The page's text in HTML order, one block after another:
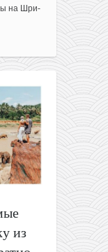
на Шри-
из